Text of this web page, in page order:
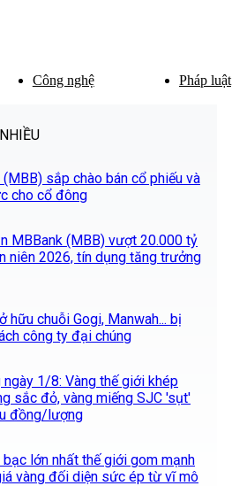
Công nghệ Pháp luật
(MBB) sắp chào bán cổ phiếu và
cho cổ đông
MBBank (MBB) vượt 20.000 tỷ
niên 2026, tín dụng tăng trưởng
hữu chuỗi Gogi, Manwah... bị
công ty đại chúng
ngày 1/8: Vàng thế giới khép
sắc đỏ, vàng miếng SJC 'sụt'
đồng/lượng
bạc lớn nhất thế giới gom mạnh
vàng đối diện sức ép từ vĩ mô